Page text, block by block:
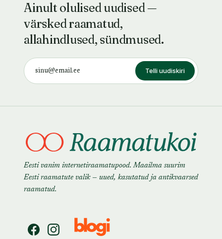
Ainult olulised uudised —
värsked raamatud,
allahindlused, sündmused.
Telli uudiskiri
Eesti vanim internetiraamatupood. Maailma suurim
Eesti raamatute valik — uued, kasutatud ja antikvaarsed
raamatud.